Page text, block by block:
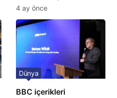
Günlük Kaos Kapıda
4 ay önce
BBC içerikleri
Dünya